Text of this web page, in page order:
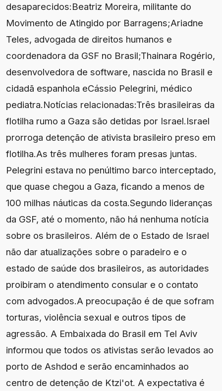
desaparecidos:Beatriz Moreira, militante do
Movimento de Atingido por Barragens;Ariadne
Teles, advogada de direitos humanos e
coordenadora da GSF no Brasil;Thainara Rogério,
desenvolvedora de software, nascida no Brasil e
cidadã espanhola eCássio Pelegrini, médico
pediatra.Notícias relacionadas:Três brasileiras da
flotilha rumo a Gaza são detidas por Israel.Israel
prorroga detenção de ativista brasileiro preso em
flotilha.As três mulheres foram presas juntas.
Pelegrini estava no penúltimo barco interceptado,
que quase chegou a Gaza, ficando a menos de
100 milhas náuticas da costa.Segundo lideranças
da GSF, até o momento, não há nenhuma notícia
sobre os brasileiros. Além de o Estado de Israel
não dar atualizações sobre o paradeiro e o
estado de saúde dos brasileiros, as autoridades
proibiram o atendimento consular e o contato
com advogados.A preocupação é de que sofram
torturas, violência sexual e outros tipos de
agressão. A Embaixada do Brasil em Tel Aviv
informou que todos os ativistas serão levados ao
porto de Ashdod e serão encaminhados ao
centro de detenção de Ktzi'ot. A expectativa é